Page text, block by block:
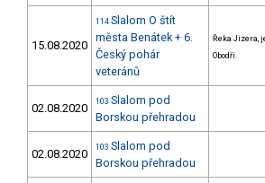
15.08.2020
114 Slalom O štít
města Benátek + 6.
Český pohár
veteránů
Řeka Jizera,
Obodři.
02.08.2020 103 Slalom pod
Borskou přehradou
02.08.2020 103 Slalom pod
Borskou přehradou